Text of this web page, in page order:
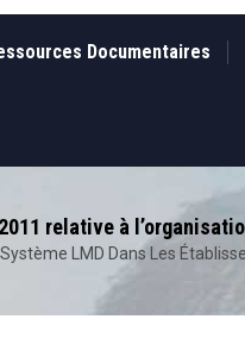
Documentaires
relative à
LMD Dans Les